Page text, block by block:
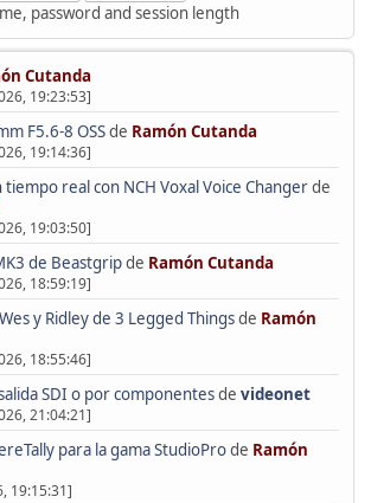
password and session length
Cutanda
19:23:53]
F5.6-8 OSSde Ramón Cutanda
19:14:36]
tiempo real con NCH Voxal Voice Changerde
19:03:50]
de Beastgripde Ramón Cutanda
18:59:19]
y Ridley de 3 Legged Thingsde Ramón
18:55:46]
SDI o por componentesde videonet
21:04:21]
para la gama StudioProde Ramón
19:15:31]